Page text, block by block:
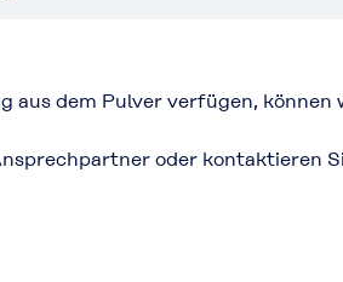
aus dem Pulver verfügen, können
oder kontaktieren